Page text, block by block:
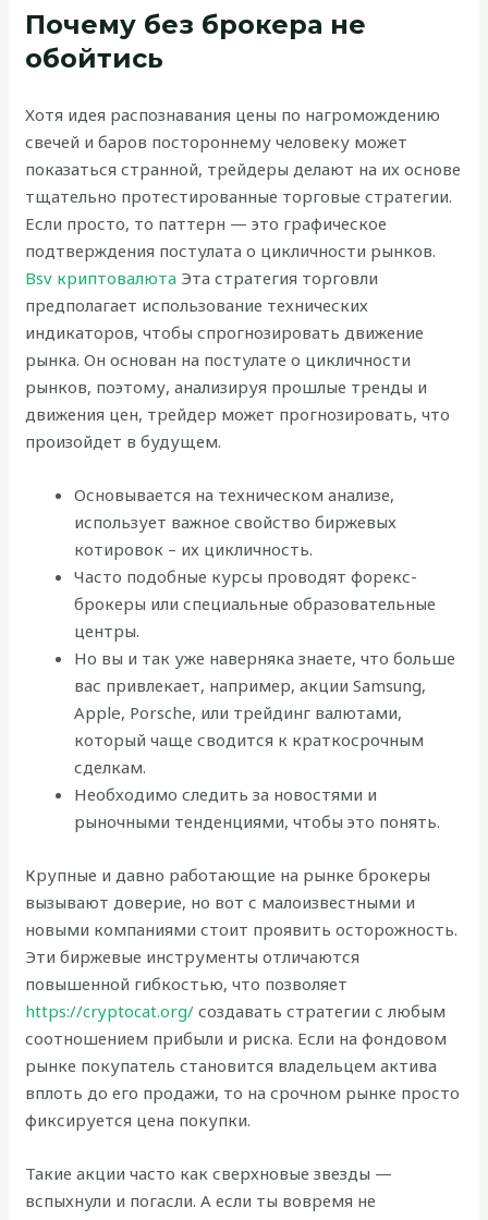
Почему без брокера не
обойтись
Хотя идея распознавания цены по нагромождению
свечей и баров постороннему человеку может
показаться странной, трейдеры делают на их основе
тщательно протестированные торговые стратегии.
Если просто, то паттерн — это графическое
подтверждения постулата о цикличности рынков.
Bsv криптовалюта Эта стратегия торговли
предполагает использование технических
индикаторов, чтобы спрогнозировать движение
рынка. Он основан на постулате о цикличности
рынков, поэтому, анализируя прошлые тренды и
движения цен, трейдер может прогнозировать, что
произойдет в будущем.
Основывается на техническом анализе,
использует важное свойство биржевых
котировок – их цикличность.
Часто подобные курсы проводят форекс-
брокеры или специальные образовательные
центры.
Но вы и так уже наверняка знаете, что больше
вас привлекает, например, акции Samsung,
Apple, Porsche, или трейдинг валютами,
который чаще сводится к краткосрочным
сделкам.
Необходимо следить за новостями и
рыночными тенденциями, чтобы это понять.
Крупные и давно работающие на рынке брокеры
вызывают доверие, но вот с малоизвестными и
новыми компаниями стоит проявить осторожность.
Эти биржевые инструменты отличаются
повышенной гибкостью, что позволяет
https://cryptocat.org/ создавать стратегии с любым
соотношением прибыли и риска. Если на фондовом
рынке покупатель становится владельцем актива
вплоть до его продажи, то на срочном рынке просто
фиксируется цена покупки.
Такие акции часто как сверхновые звезды —
вспыхнули и погасли. А если ты вовремя не